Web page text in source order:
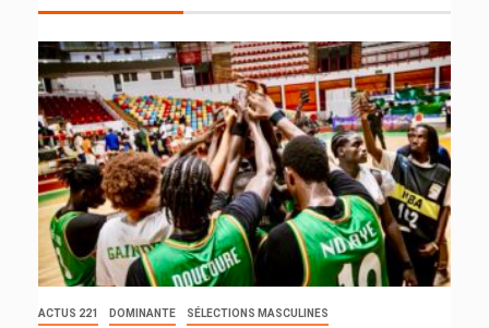
ACTUS 221 DOMINANTE
SÉLECTIONS MASCULINES